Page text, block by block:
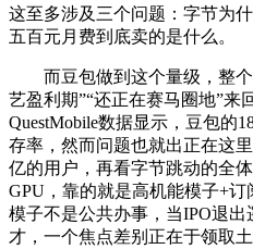
这至多涉及三个问题：字节为
五百元月费到底卖的是什么。
而豆包做到这个量级，整个
艺盈利期”“还正在赛马圈地”来
QuestMobile数据显示，豆包的
存率，然而问题也就出正在这
亿的用户，再看字节跳动的全
GPU，靠的就是高机能模子+
模子不是公共办事，当IPO退
才，一个焦点差别正在于领取